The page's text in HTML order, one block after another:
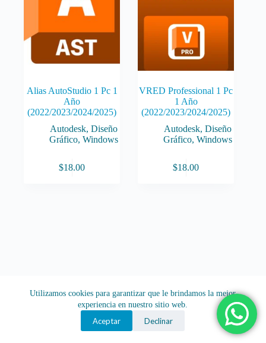
Utilizamos cookies para garantizar que le brindamos la mejor
experiencia en nuestro sitio web.
Aceptar Declinar
Alias AutoStudio 1 Pc 1
Año
(2022/2023/2024/2025)
Autodesk,Diseño
Gráfico,Windows
$18.00
VRED Professional 1 Pc
1 Año
(2022/2023/2024/2025)
Autodesk,Diseño
Gráfico,Windows
$18.00